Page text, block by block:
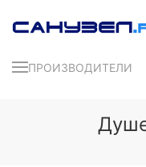
ПРОИЗВОДИТЕЛИ